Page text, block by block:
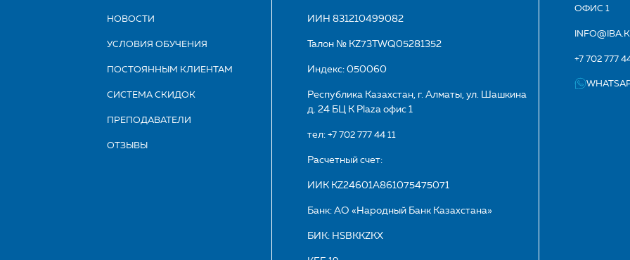
НОВОСТИ
УСЛОВИЯ ОБУЧЕНИЯ
ПОСТОЯННЫМ КЛИЕНТАМ
СИСТЕМА СКИДОК
ПРЕПОДАВАТЕЛИ
ОТЗЫВЫ
ИИН 831210499082
Талон № KZ73TWQ05281352
Индекс: 050060
Республика Казахстан, г. Алматы, ул. Шашкина
д. 24 БЦ K Plaza офис 1
тел:+7 702 777 44 11
Расчетный счет:
ИИК KZ24601A861075475071
Банк: АО «Народный Банк Казахстана»
БИК: HSBKKZKX
ОФИС 1
+7 702 777